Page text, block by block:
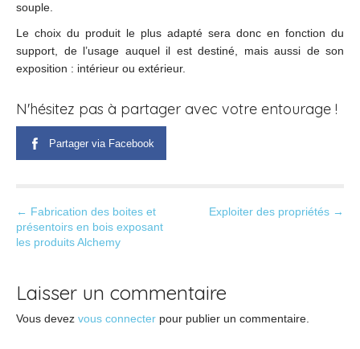
souple.
Le choix du produit le plus adapté sera donc en fonction du
support, de l’usage auquel il est destiné, mais aussi de son
exposition : intérieur ou extérieur.
N'hésitez pas à partager avec votre entourage !
Partager via Facebook
P
o
n
a
← Fabrication des boites et
présentoirs en bois exposant
les produits Alchemy
Exploiter des propriétés →
Laisser un commentaire
Vous devez vous connecter pour publier un commentaire.